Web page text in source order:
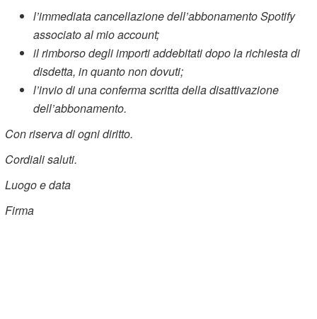
l’immediata cancellazione dell’abbonamento Spotify
associato al mio account;
il rimborso degli importi addebitati dopo la richiesta di
disdetta, in quanto non dovuti;
l’invio di una conferma scritta della disattivazione
dell’abbonamento.
Con riserva di ogni diritto.
Cordiali saluti.
Luogo e data
Firma